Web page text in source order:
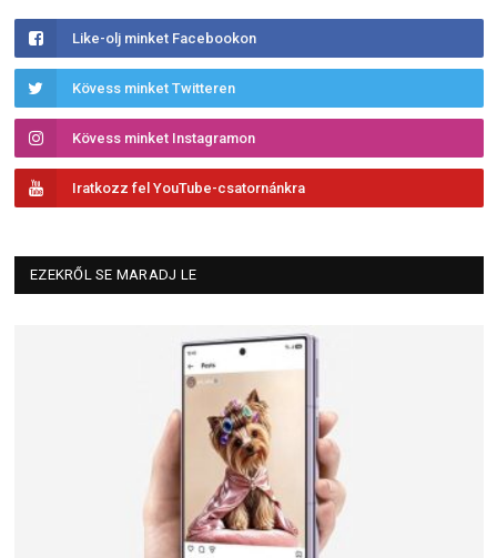
Like-olj minket Facebookon
Kövess minket Twitteren
Kövess minket Instagramon
Iratkozz fel YouTube-csatornánkra
EZEKRŐL SE MARADJ LE